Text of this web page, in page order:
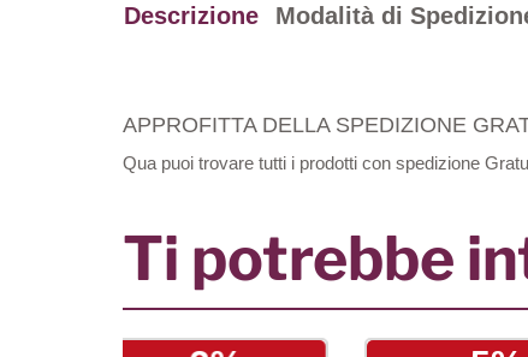
Descrizione Modalità di
APPROFITTA DELLA SPEDIZIONE
Qua puoi trovare tutti i prodotti con spedizione
Ti potrebbe